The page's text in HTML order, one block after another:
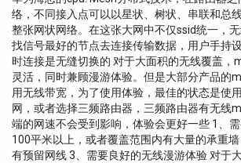
络，不同接入点可以以星状、树状、串联和总
整张网状网络。在这张大网中不仅ssid统一，
找信号最好的节点去连接传输数据，用户手持
时连接是无缝切换的 对于大面积的无线覆盖，
灵活，同时兼顾漫游体验。但是大部分产品的
用无线带宽，为了使用体验，最佳的状态是使
网，或者选择三频路由器，三频路由器有无线
端的网速不会受到影响，体验会更好一些 1、
100平米以上，或者覆盖范围内有大量的承重
有预留网线 3、需要良好的无线漫游体验 对于